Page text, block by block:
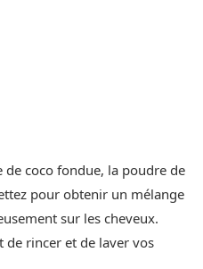
de coco fondue, la poudre de
pour obtenir un mélange
sur les cheveux.
de rincer et de laver vos